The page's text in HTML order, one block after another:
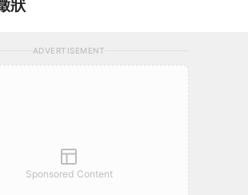
狀
ADVERTISEMENT
Sponsored Content